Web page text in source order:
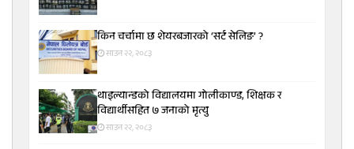
किन चर्चामा छ शेयरबजारको ‘सर्ट सेलिङ’ ?
साउन २२, २०८३
थाइल्यान्डको विद्यालयमा गोलीकाण्ड, शिक्षक र
विद्यार्थीसहित ७ जनाको मृत्यु
साउन २२, २०८३